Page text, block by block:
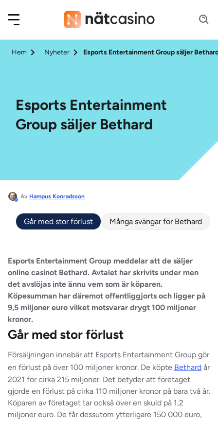
Hem Nyheter Esports Entertainment Group säljer
Esports Entertainment
Group säljer Bethard
Av Hampus Konradsson
Går med stor förlust Många svängar för Bethard
Esports Entertainment Group meddelar att de säljer
online casinot Bethard. Avtalet har skrivits under men
det avslöjas inte ännu vem som är köparen.
Köpesumman har däremot offentliggjorts och ligger på
9,5 miljoner euro vilket motsvarar drygt 100 miljoner
kronor.
Går med stor förlust
Försäljningen innebär att Esports Entertainment Group gör
en förlust på över 100 miljoner kronor. De köpte Bethard år
2021 för cirka 215 miljoner. Det betyder att företaget
gjorde en förlust på cirka 110 miljoner kronor på bara två år.
Köparen av företaget tar också över en skuld på 1,2
miljoner euro. De får dessutom ytterligare 150 000 euro,